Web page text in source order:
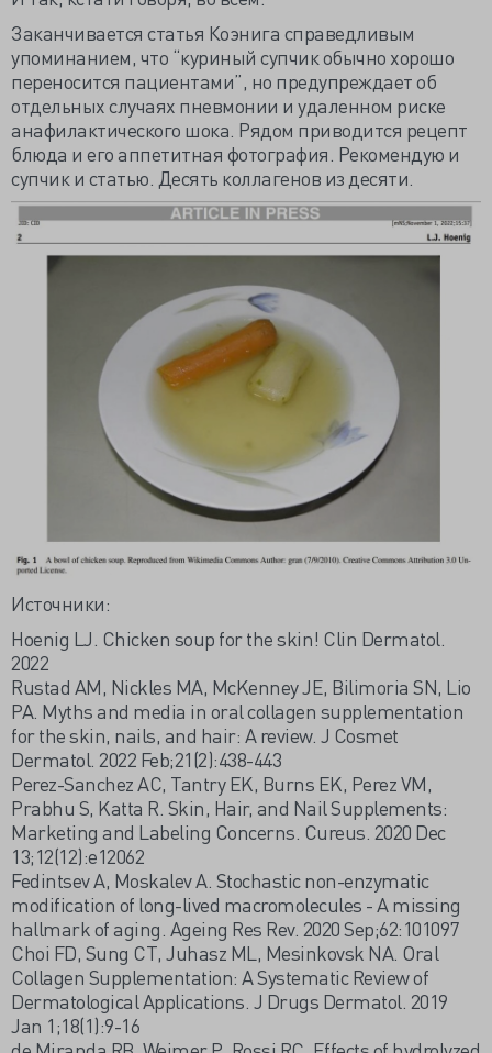
Заканчивается статья Коэнига справедливым
упоминанием, что “куриный супчик обычно хорошо
переносится пациентами”, но предупреждает об
отдельных случаях пневмонии и удаленном риске
анафилактического шока. Рядом приводится рецепт
блюда и его аппетитная фотография. Рекомендую и
супчик и статью. Десять коллагенов из десяти.
Источники:
Hoenig LJ. Chicken soup for the skin! Clin Dermatol.
2022
Rustad AM, Nickles MA, McKenney JE, Bilimoria SN, Lio
PA. Myths and media in oral collagen supplementation
for the skin, nails, and hair: A review. J Cosmet
Dermatol. 2022 Feb;21(2):438-443
Perez-Sanchez AC, Tantry EK, Burns EK, Perez VM,
Prabhu S, Katta R. Skin, Hair, and Nail Supplements:
Marketing and Labeling Concerns. Cureus. 2020 Dec
13;12(12):e12062
Fedintsev A, Moskalev A. Stochastic non-enzymatic
modification of long-lived macromolecules - A missing
hallmark of aging. Ageing Res Rev. 2020 Sep;62:101097
Choi FD, Sung CT, Juhasz ML, Mesinkovsk NA. Oral
Collagen Supplementation: A Systematic Review of
Dermatological Applications. J Drugs Dermatol. 2019
Jan 1;18(1):9-16